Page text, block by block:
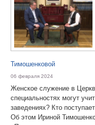
Тимошенковой
06 февраля 2024
Женское служение в
специальностях могут
заведениях? Кто
Об этом Ириной